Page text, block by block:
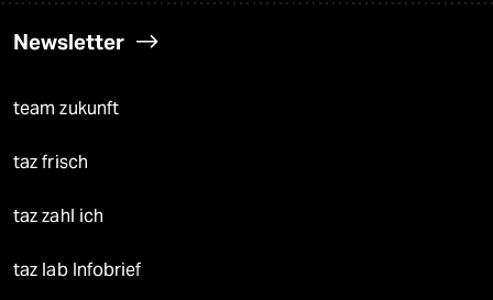
Newsletter
team zukunft
taz frisch
taz zahl ich
taz lab Infobrief